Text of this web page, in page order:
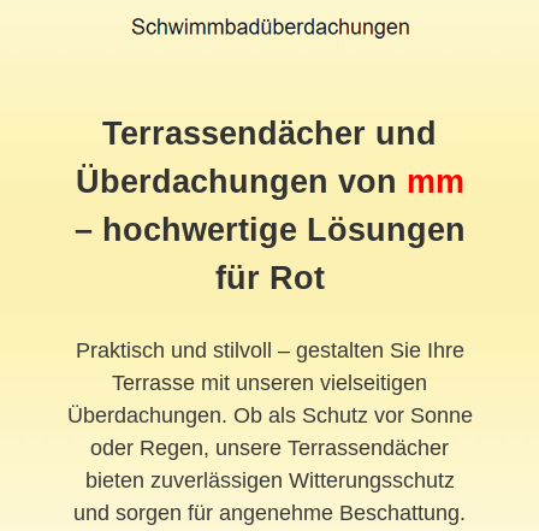
Terrassendächer und
Überdachungen von mm
– hochwertige Lösungen
für Rot
Praktisch und stilvoll – gestalten Sie Ihre
Terrasse mit unseren vielseitigen
Überdachungen. Ob als Schutz vor Sonne
oder Regen, unsere Terrassendächer
bieten zuverlässigen Witterungsschutz
und sorgen für angenehme Beschattung.